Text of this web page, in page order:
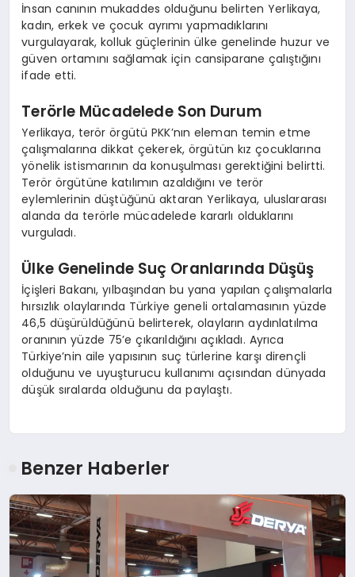
İnsan canının mukaddes olduğunu belirten Yerlikaya,
kadın, erkek ve çocuk ayrımı yapmadıklarını
vurgulayarak, kolluk güçlerinin ülke genelinde huzur ve
güven ortamını sağlamak için cansiparane çalıştığını
ifade etti.
Terörle Mücadelede Son Durum
Yerlikaya, terör örgütü PKK’nın eleman temin etme
çalışmalarına dikkat çekerek, örgütün kız çocuklarına
yönelik istismarının da konuşulması gerektiğini belirtti.
Terör örgütüne katılımın azaldığını ve terör
eylemlerinin düştüğünü aktaran Yerlikaya, uluslararası
alanda da terörle mücadelede kararlı olduklarını
vurguladı.
Ülke Genelinde Suç Oranlarında Düşüş
İçişleri Bakanı, yılbaşından bu yana yapılan çalışmalarla
hırsızlık olaylarında Türkiye geneli ortalamasının yüzde
46,5 düşürüldüğünü belirterek, olayların aydınlatılma
oranının yüzde 75’e çıkarıldığını açıkladı. Ayrıca
Türkiye’nin aile yapısının suç türlerine karşı dirençli
olduğunu ve uyuşturucu kullanımı açısından dünyada
düşük sıralarda olduğunu da paylaştı.
Benzer Haberler